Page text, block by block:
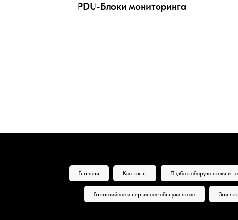
PDU-Блоки мониторинга
Главная Контакты Подбор оборудования и
Гарантийное и сервисное обслуживание